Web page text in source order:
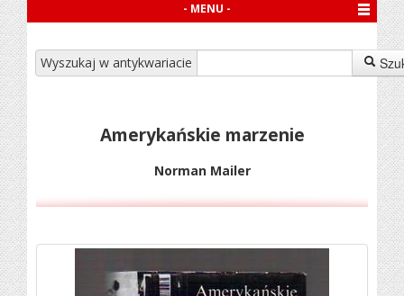
- MENU -
Wyszukaj w antykwariacie
Amerykańskie marzenie
Norman Mailer